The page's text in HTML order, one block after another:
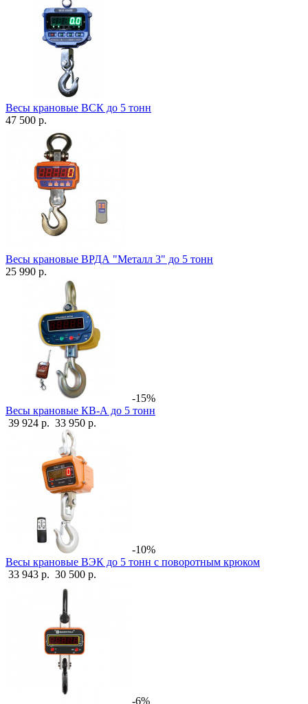
Весы крановые ВСК до 5 тонн
47 500 р.
Весы крановые ВРДА "Металл 3" до 5 тонн
25 990 р.
-15%
Весы крановые КВ-А до 5 тонн
39 924 р. 33 950 р.
-10%
Весы крановые ВЭК до 5 тонн с поворотным крюком
33 943 р. 30 500 р.
-6%